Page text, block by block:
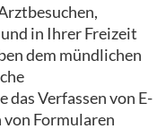
in Ihrer Freizeit
dem mündlichen
Verfassen von E-
Formularen